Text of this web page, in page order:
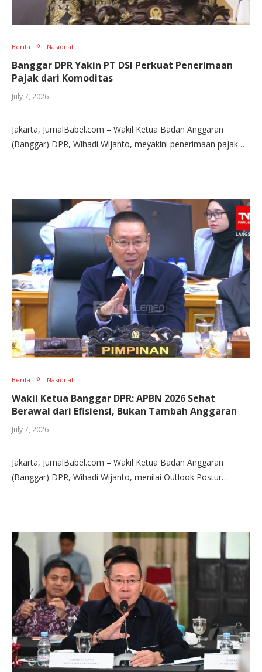
Berita Nasional
Banggar DPR Yakin PT DSI Perkuat Penerimaan
Pajak dari Komoditas
July 7, 2026
Jakarta, JurnalBabel.com – Wakil Ketua Badan Anggaran
(Banggar) DPR, Wihadi Wijanto, meyakini penerimaan pajak…
Berita Nasional
Wakil Ketua Banggar DPR: APBN 2026 Sehat
Berawal dari Efisiensi, Bukan Tambah Anggaran
July 7, 2026
Jakarta, JurnalBabel.com – Wakil Ketua Badan Anggaran
(Banggar) DPR, Wihadi Wijanto, menilai Outlook Postur…